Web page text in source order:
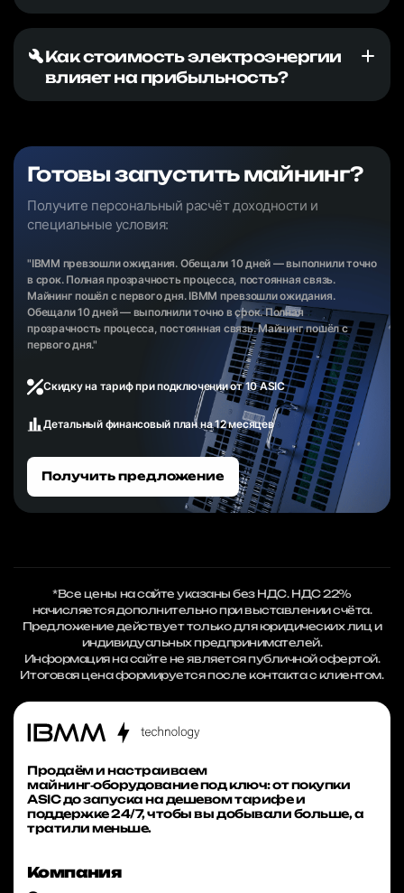
Как стоимость электроэнергии
влияет на прибыльность?
Готовы запустить майнинг?
Получите персональный расчёт доходности и
специальные условия:
"IBMM превзошли ожидания. Обещали 10 дней — выполнили точно
в срок. Полная прозрачность процесса, постоянная связь.
Майнинг пошёл с первого дня. IBMM превзошли ожидания.
Обещали 10 дней — выполнили точно в срок. Полная
прозрачность процесса, постоянная связь. Майнинг пошёл с
первого дня."
Скидку на тариф при подключении от 10 ASIC
Детальный финансовый план на 12 месяцев
Получить предложение
*Все цены на сайте указаны без НДС. НДС 22%
начисляется дополнительно при выставлении счёта.
Предложение действует только для юридических лиц и
индивидуальных предпринимателей.
Информация на сайте не является публичной офертой.
Итоговая цена формируется после контакта с клиентом.
Продаём и настраиваем
майнинг‑оборудование под ключ: от покупки
ASIC до запуска на дешевом тарифе и
поддержке 24/7, чтобы вы добывали больше, а
тратили меньше.
Компания